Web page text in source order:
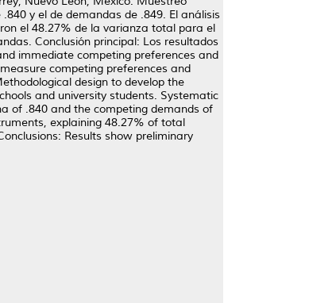
y el de demandas de .849. El análisis
el 48.27% de la varianza total para el
Conclusión principal: Los resultados
immediate competing preferences and
competing preferences and
design to develop the
and university students. Systematic
of .840 and the competing demands of
explaining 48.27% of total
Results show preliminary